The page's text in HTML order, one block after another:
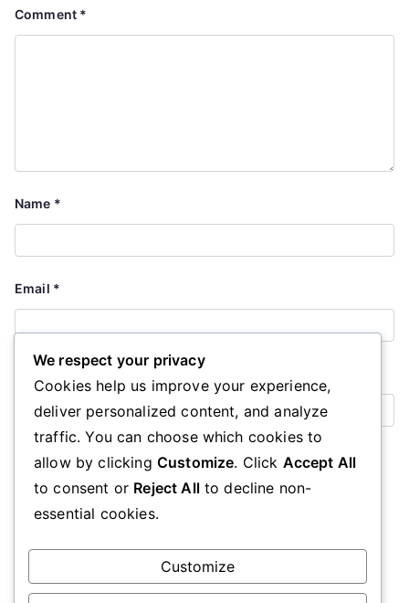
Comment *
Name *
Email *
Save my name, email, and website in this browser for the
next time I comment.
We respect your privacy
Cookies help us improve your experience,
deliver personalized content, and analyze
traffic. You can choose which cookies to
allow by clicking Customize. Click Accept All
to consent or Reject Allto decline non-
essential cookies.
Customize